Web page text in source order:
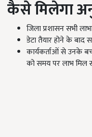
कैसे मिलेगा
जिला प्रशासन सभी
डेटा तैयार होने के बाद
कार्यकर्ताओं से उनके
को समय पर लाभ मिल